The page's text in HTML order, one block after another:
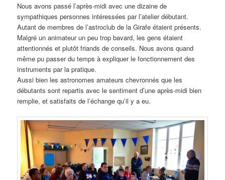
Nous avons passé l’après-midi avec une dizaine de
sympathiques personnes intéressées par l’atelier débutant.
Autant de membres de l’astroclub de la Girafe étaient présents.
Malgré un animateur un peu trop bavard, les gens étaient
attentionnés et plutôt friands de conseils. Nous avons quand
même pu passer du temps à expliquer le fonctionnement des
instruments par la pratique.
Aussi bien les astronomes amateurs chevronnés que les
débutants sont repartis avec le sentiment d’une après-midi bien
remplie, et satisfaits de l’échange qu’il y a eu.